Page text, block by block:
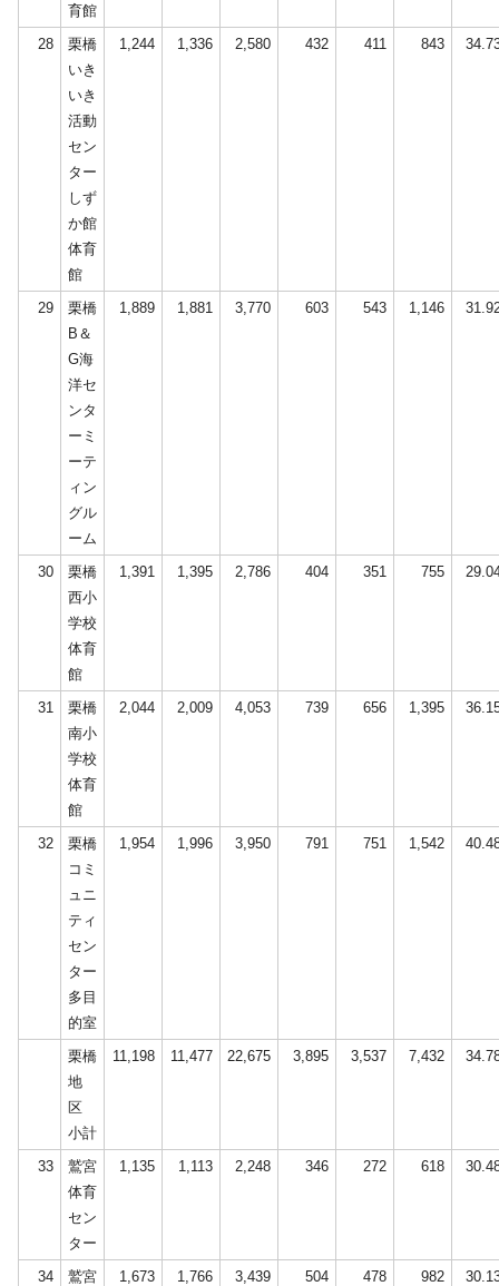
育館
28
栗橋
いき
いき
活動
セン
ター
しず
か館
体育
館
1,244 1,336 2,580 432 411 843
29
栗橋
B＆
G海
洋セ
ンタ
ーミ
ーテ
ィン
グル
ーム
1,889 1,881 3,770 603 543 1,146
30
栗橋
西小
学校
体育
館
1,391 1,395 2,786 404 351 755
31
栗橋
南小
学校
体育
館
2,044 2,009 4,053 739 656 1,395
32
栗橋
コミ
ュニ
ティ
セン
ター
多目
的室
1,954 1,996 3,950 791 751 1,542
栗橋
地
区
小計
11,198 11,477 22,675 3,895 3,537 7,432
33
鷲宮
体育
セン
ター
1,135 1,113 2,248 346 272 618
34
鷲宮
1,673 1,766 3,439 504 478 982